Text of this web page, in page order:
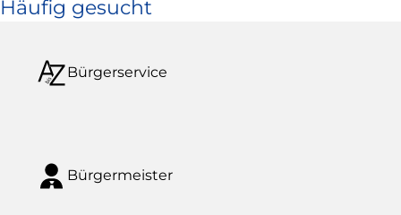
Häufig gesucht
Bürgerservice
Bürgermeister